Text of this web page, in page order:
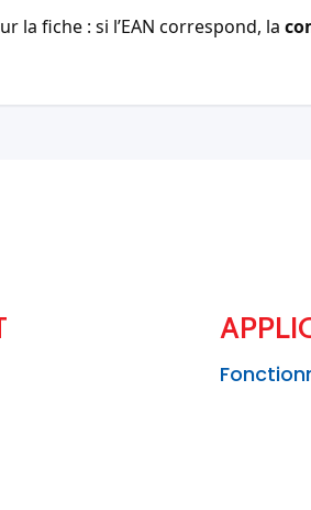
la fiche : si l’EAN correspond, la